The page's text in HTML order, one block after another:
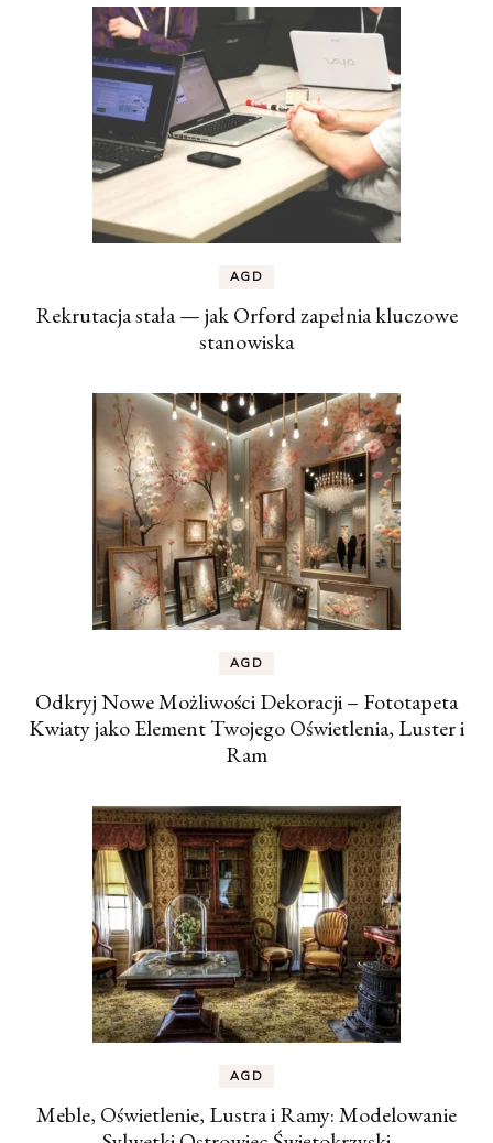
AGD
Rekrutacja stała — jak Orford zapełnia kluczowe
stanowiska
AGD
Odkryj Nowe Możliwości Dekoracji – Fototapeta
Kwiaty jako Element Twojego Oświetlenia, Luster i
Ram
AGD
Meble, Oświetlenie, Lustra i Ramy: Modelowanie